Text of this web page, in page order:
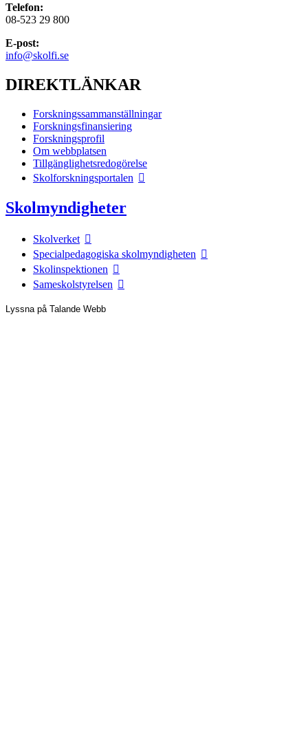
Telefon:
08-523 29 800
E-post:
info@skolfi.se
DIREKTLÄNKAR
Forskningssammanställningar
Forskningsfinansiering
Forskningsprofil
Om webbplatsen
Tillgänglighetsredogörelse
Skolforskningsportalen
Skolmyndigheter
Skolverket
Specialpedagogiska skolmyndigheten
Skolinspektionen
Sameskolstyrelsen
Lyssna på Talande Webb